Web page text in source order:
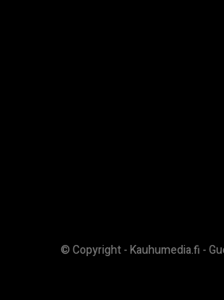
© Copyright - Kauhumedia.fi -